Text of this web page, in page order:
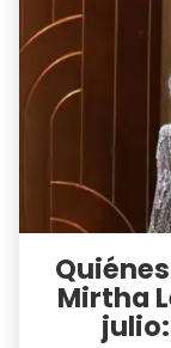
Mirtha